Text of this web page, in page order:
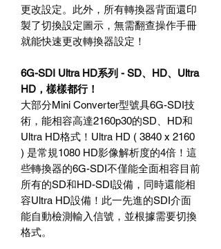
更改設定。此外，所有轉換器背面還印
製了切換設定圖示，無需翻查操作手冊
就能快速更改轉換器設定！
6G-SDI Ultra HD系列 - SD、 HD、 Ultra
HD ，樣樣都行！
大部分Mini Converter型號具6G-SDI技
術，能相容高達2160p30的SD HD和
Ultra HD格式！ Ultra HD ( 3840 x 2160
) 是常規1080 HD影像解析度的4倍！這
些轉換器的6G-SDI不僅能全面相容目前
所有的SD和HD-SDI設備，同時還能相
容Ultra HD設備！此一先進的SDI介面
能自動檢測輸入信號，並根據需要切換
格式。